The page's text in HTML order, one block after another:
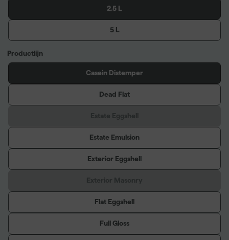
2.5 L
5 L
Productlijn
Casein Distemper
Dead Flat
Estate Emulsion
Exterior Eggshell
Flat Eggshell
Full Gloss